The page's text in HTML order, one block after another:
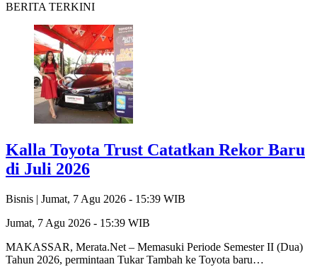
BERITA TERKINI
Kalla Toyota Trust Catatkan Rekor Baru
di Juli 2026
Bisnis | Jumat, 7 Agu 2026 - 15:39 WIB
Jumat, 7 Agu 2026 - 15:39 WIB
MAKASSAR, Merata.Net – Memasuki Periode Semester II (Dua)
Tahun 2026, permintaan Tukar Tambah ke Toyota baru…